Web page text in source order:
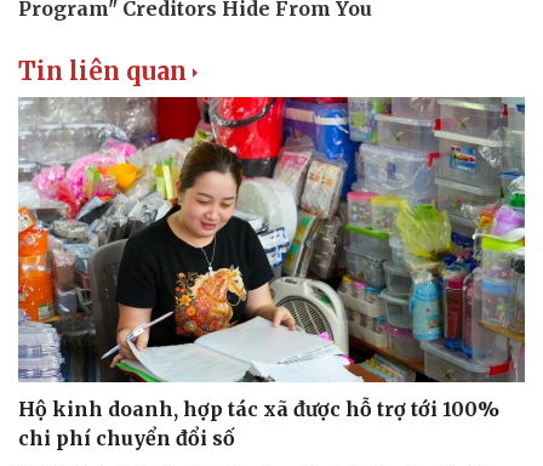
Văn hóa
Sân khấu - Điện ảnh
Văn học
Âm nhạc
Di sản
Giải trí
Nghệ sĩ
Thời trang
Sao Việt
Tin liên quan
Hộ kinh doanh, hợp tác xã được hỗ trợ tới 100%
chi phí chuyển đổi số